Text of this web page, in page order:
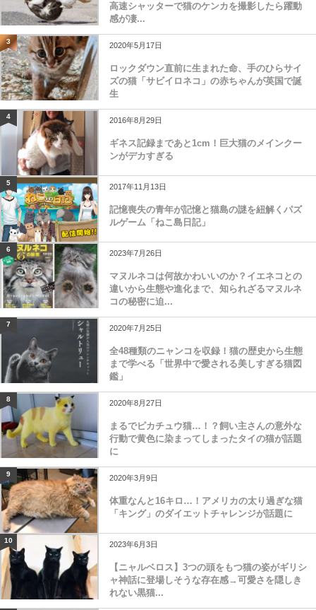
高速シャッターで猫のケンカを撮影したら躍動
感が凄...
3 2020年5月17日
ロックダウン直前に生まれた命、手のひらサイ
ズの猫「サビイロネコ」の赤ちゃんが英国で誕
生
4 2016年8月29日
ギネス記録まであと1cm！巨大猫のメインクー
ンがデカすぎる
5 2017年11月13日
記憶喪失の青年が記憶と猫島の謎を紐解くパズ
ルゲーム「ねこ島日記」
6 2023年7月26日
マヌルネコは何故かわいいのか？イエネコとの
違いから生態や進化まで、知られざるマヌルネ
コの秘密に迫...
7 2020年7月25日
全48種類のニャンコを収録！猫の歴史から生態
まで学べる「世界中で愛される美しすぎる猫図
鑑」
8 2020年8月27日
まるでピカチュウ猫…！？飼い主さんの意外な
行動で黄色に染まってしまったタイの猫が話題
に
9 2020年3月9日
体重なんと16キロ…！アメリカの太り過ぎな猫
「キング」のダイエットチャレンジが話題に
10 2023年6月3日
【ニャルベロス】3つの頭をもつ猫の姿がギリシ
ャ神話に登場しそうな存在感→可愛さを隠しき
れない黒猫...